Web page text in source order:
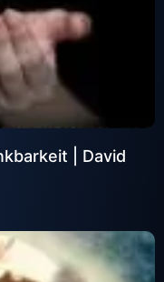
| David